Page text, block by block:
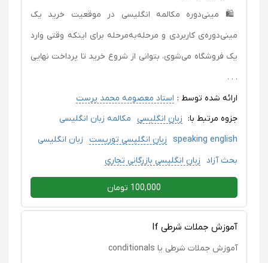
🛍️ مینی‌دوره مکالمه انگلیسی در موقعیت خرید یک
مینی‌دوره‌ی کاربردی و مرحله‌به‌مرحله برای اینکه وقتی وارد
یک فروشگاه می‌شوی، بتوانی از شروع خرید تا پرداخت نهایی
. . .
ارائه شده توسط : استاد معصومه محمد پرست
جزوه مرتبط با: زبان انگلیسی
مکالمه زبان انگلیسی
speaking english زبان انگلیسی توریست زبان انگلیسی
بحث آزاد زبان انگلیسی بازرگانی تجاری
100,000 تومان
آموزش جملات شرطی If
آموزش جملات شرطی یا conditionals